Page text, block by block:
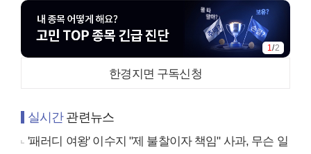
1/2
한경지면 구독신청
실시간관련뉴스
'패러디 여왕' 이수지 "제 불찰이자 책임" 사과, 무슨 일